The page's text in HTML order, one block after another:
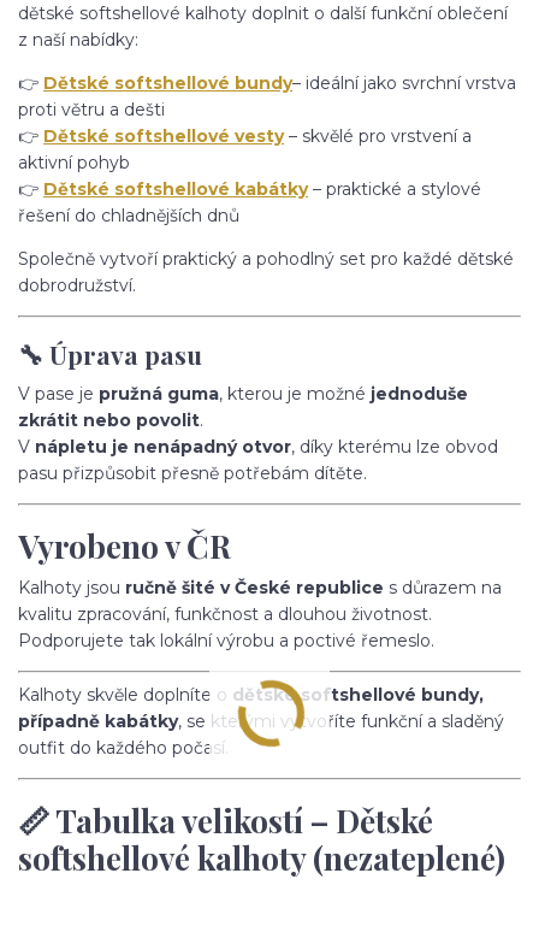
dětské softshellové kalhoty doplnit o další funkční oblečení
z naší nabídky:
👉 Dětské softshellové bundy– ideální jako svrchní vrstva
proti větru a dešti
👉 Dětské softshellové vesty– skvělé pro vrstvení a
aktivní pohyb
👉 Dětské softshellové kabátky– praktické a stylové
řešení do chladnějších dnů
Společně vytvoří praktický a pohodlný set pro každé dětské
dobrodružství.
🔧 Úprava pasu
V pase je pružná guma, kterou je možné jednoduše
zkrátit nebo povolit.
V nápletu je nenápadný otvor, díky kterému lze obvod
pasu přizpůsobit přesně potřebám dítěte.
Vyrobeno v ČR
Kalhoty jsou ručně šité v České republice s důrazem na
kvalitu zpracování, funkčnost a dlouhou životnost.
Podporujete tak lokální výrobu a poctivé řemeslo.
Kalhoty skvěle doplníte o dětské softshellové bundy,
případně kabátky, se kterými vytvoříte funkční a sladěný
outfit do každého počasí.
📏 Tabulka velikostí – Dětské
softshellové kalhoty (nezateplené)